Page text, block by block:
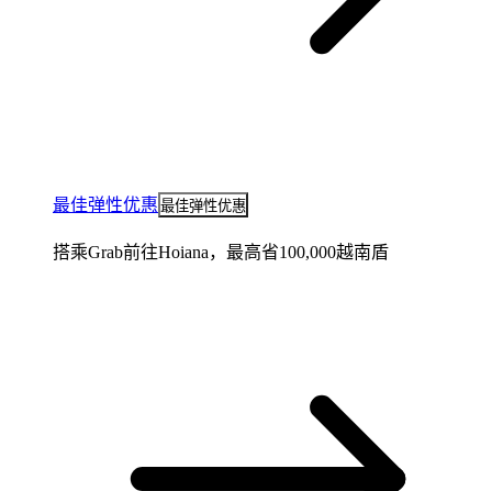
最佳弹性优惠 最佳弹性优惠
搭乘Grab前往Hoiana，最高省100,000越南盾